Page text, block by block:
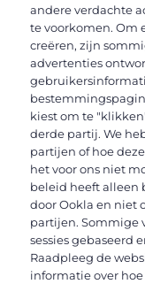
andere verdachte
te voorkomen. Om
creëren, zijn
advertenties
kiest om te
derde partij. We
partijen of hoe
het voor ons niet
beleid heeft alleen
door Ookla en niet
partijen. Sommige
sessies gebaseerd
Raadpleeg de
informatie over